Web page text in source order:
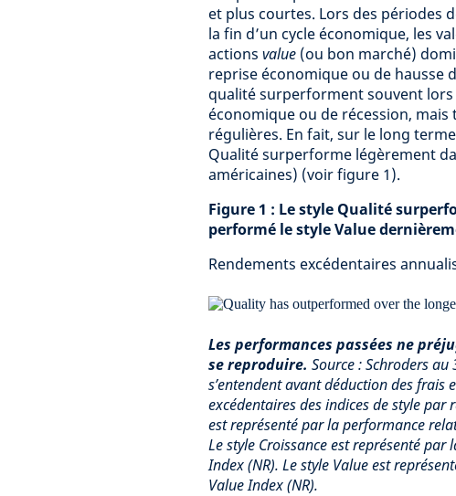
et plus courtes. Lors des périodes
la fin d’un cycle économique, les
actions value (ou bon marché)
reprise économique ou de hausse
qualité surperforment souvent
économique ou de récession,
régulières. En fait, sur le long
Qualité surperforme légèrement
américaines) (voir figure 1).
Figure 1 : Le style Qualité
performé le style Value
Rendements excédentaires
Les performances passées ne
se reproduire. Source : Schroders
s’entendent avant déduction des frais
excédentaires des indices de style par
est représenté par la performance
Le style Croissance est représenté par
Index (NR). Le style Value est
Value Index (NR).